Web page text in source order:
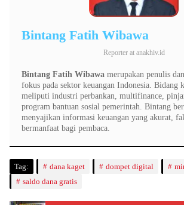
Bintang Fatih Wibawa
Reporter at anakhiv.id
Bintang Fatih Wibawa merupakan penulis
fokus pada sektor keuangan Indonesia. Bidang
meliputi industri perbankan, multifinance,
program bantuan sosial pemerintah. Bintang
menyajikan informasi keuangan yang akurat,
bermanfaat bagi pembaca.
Tag: dana kaget dompet digital
saldo dana gratis